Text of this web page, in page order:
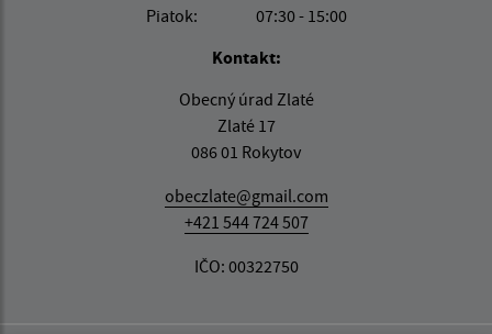
Piatok:
07:30 - 15:00
Kontakt:
Obecný úrad Zlaté
Zlaté 17
086 01 Rokytov
obeczlate@gmail.com
+421 544 724 507
IČO: 00322750